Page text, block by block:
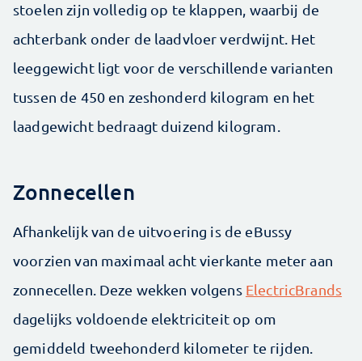
stoelen zijn volledig op te klappen, waarbij de
achterbank onder de laadvloer verdwijnt. Het
leeggewicht ligt voor de verschillende varianten
tussen de 450 en zeshonderd kilogram en het
laadgewicht bedraagt duizend kilogram.
Zonnecellen
Afhankelijk van de uitvoering is de eBussy
voorzien van maximaal acht vierkante meter aan
zonnecellen. Deze wekken volgens ElectricBrands
dagelijks voldoende elektriciteit op om
gemiddeld tweehonderd kilometer te rijden.